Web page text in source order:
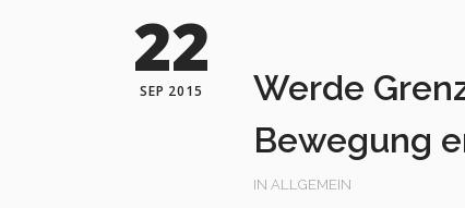
22
SEP 2015
Werde
Bewegung
IN ALLGEMEIN